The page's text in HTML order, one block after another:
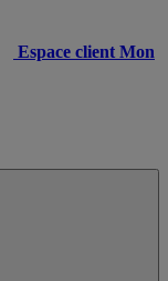
Espace client Mon